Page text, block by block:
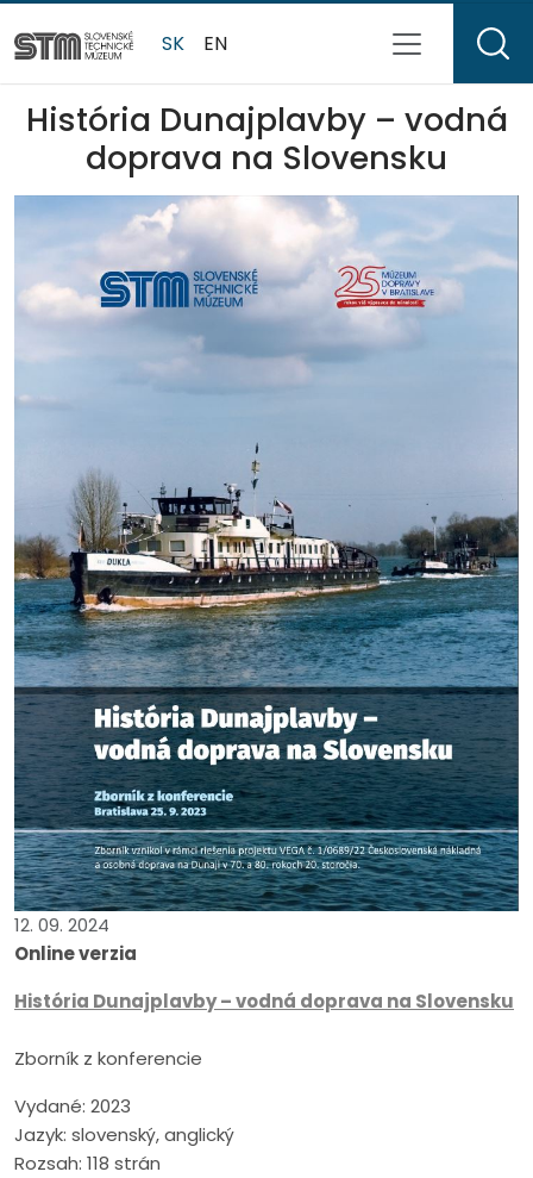
SK EN
História Dunajplavby – vodná
doprava na Slovensku
12. 09. 2024
Online verzia
História Dunajplavby – vodná doprava na Slovensku
Zborník z konferencie
Vydané: 2023
Jazyk: slovenský, anglický
Rozsah: 118 strán